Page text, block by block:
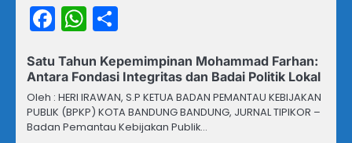
Facebook
WhatsApp
Satu Tahun Kepemimpinan Mohammad Farhan:
Antara Fondasi Integritas dan Badai Politik Lokal
Oleh : HERI IRAWAN, S.P KETUA BADAN PEMANTAU KEBIJAKAN
PUBLIK (BPKP) KOTA BANDUNG BANDUNG, JURNAL TIPIKOR –
Badan Pemantau Kebijakan Publik…